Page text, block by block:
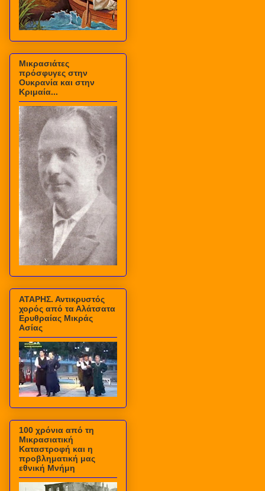
Μικρασιάτες
πρόσφυγες στην
Ουκρανία και στην
Κριμαία...
ΑΤΑΡΗΣ. Αντικρυστός
χορός από τα Αλάτσατα
Ερυθραίας Μικράς
Ασίας
100 χρόνια από τη
Μικρασιατική
Καταστροφή και η
προβληματική μας
εθνική Μνήμη